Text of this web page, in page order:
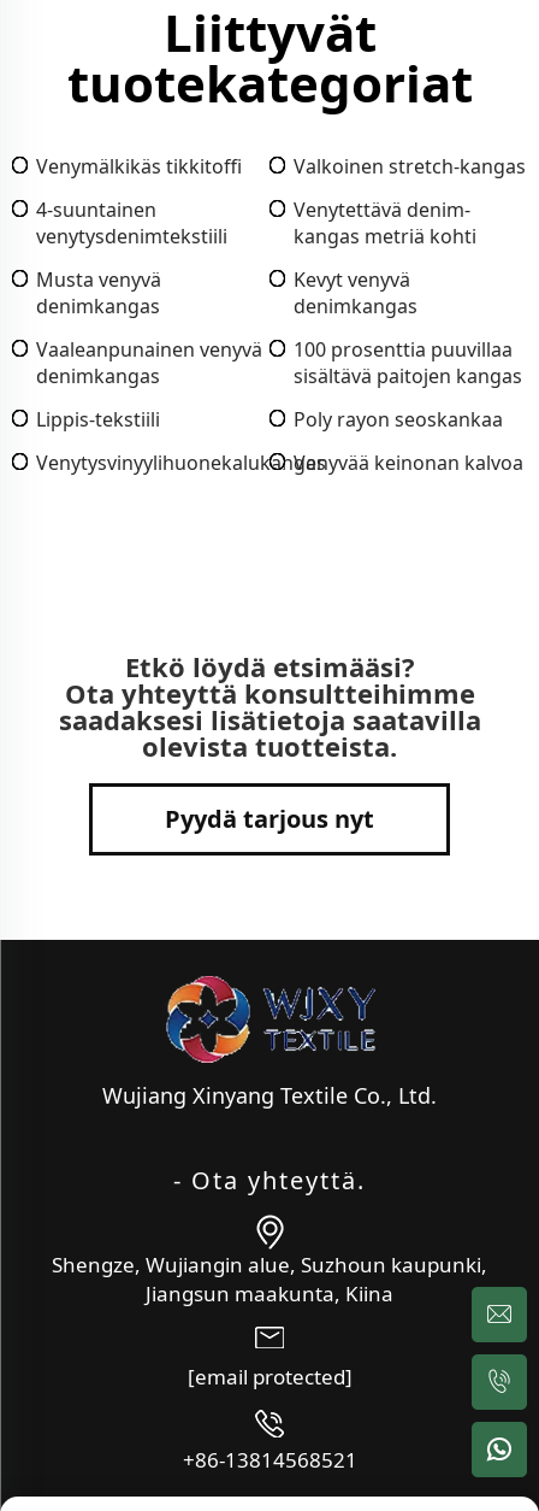
Liittyvät
tuotekategoriat
Venymälkikäs tikkitoffi
Valkoinen stretch-kangas
4-suuntainen
venytysdenimtekstiili
Venytettävä denim-
kangas metriä kohti
Musta venyvä
denimkangas
Kevyt venyvä
denimkangas
Vaaleanpunainen venyvä
denimkangas
100 prosenttia puuvillaa
sisältävä paitojen kangas
Lippis-tekstiili
Poly rayon seoskankaa
VenytysvinyylihuonekalukangasVenyvää keinonan kalvoa
Etkö löydä etsimääsi?
Ota yhteyttä konsultteihimme
saadaksesi lisätietoja saatavilla
olevista tuotteista.
Pyydä tarjous nyt
Wujiang Xinyang Textile Co., Ltd.
- Ota yhteyttä.
Shengze, Wujiangin alue, Suzhoun kaupunki,
Jiangsun maakunta, Kiina
[email protected]
+86-13814568521